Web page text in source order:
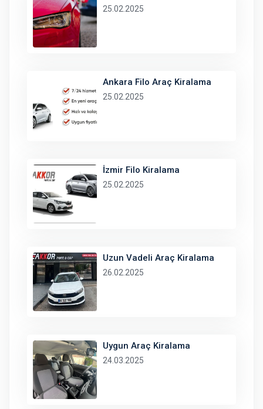
25.02.2025
Ankara Filo Araç Kiralama
25.02.2025
İzmir Filo Kiralama
25.02.2025
Uzun Vadeli Araç Kiralama
26.02.2025
Uygun Araç Kiralama
24.03.2025